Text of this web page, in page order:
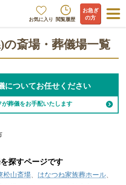
お気に入り 閲覧履歴
お急ぎ
の方
の斎場・葬儀場一覧
についてお任せください
が葬儀をお手配いたします
探すページです
松山斎場、 はなつね家族葬ホール、